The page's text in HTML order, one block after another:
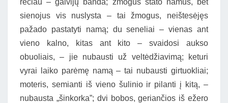
rečiau – galvijų banda; žmogus stato namus, bet
sienojus vis nuslysta – tai žmogus, neištesėjęs
pažado pastatyti namą; du seneliai – vienas ant
vieno kalno, kitas ant kito – svaidosi aukso
obuoliais, – jie nubausti už veltėdžiavimą; keturi
vyrai laiko parėmę namą – tai nubausti girtuokliai;
moteris, semianti iš vieno šulinio ir pilanti į kitą, –
nubausta „šinkorka”; dvi bobos, geriančios iš ežero